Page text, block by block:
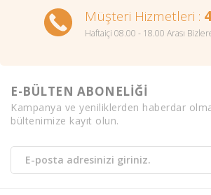
Müşteri Hizmetleri :
Haftaiçi 08.00 - 18.00 Arası
E-BÜLTEN ABONELİĞİ
Kampanya ve yeniliklerden haberdar
bültenimize kayıt olun.